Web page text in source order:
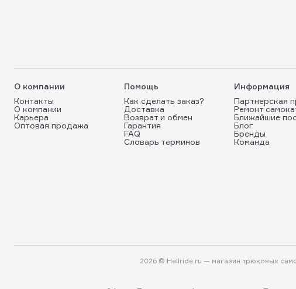
О компании
Контакты
О компании
Карьера
Оптовая продажа
Помощь
Как сделать заказ?
Доставка
Возврат и обмен
Гарантия
FAQ
Словарь терминов
Информация
Партнерская
Ремонт
Ближайшие
Блог
Бренды
Команда
2026 © Hellride.ru — магазин трюковых